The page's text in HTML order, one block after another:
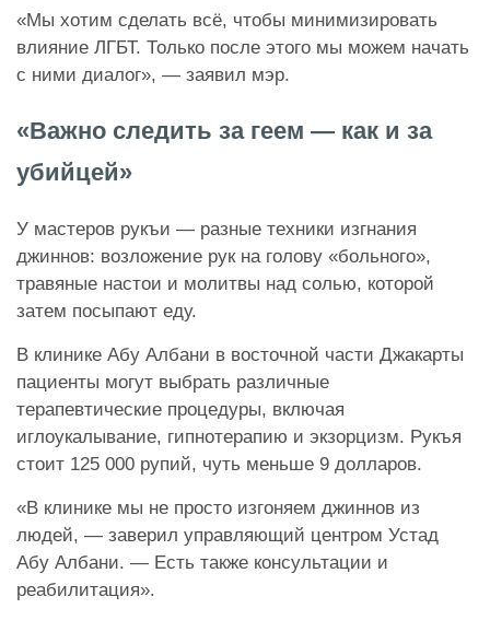
«Мы хотим сделать всё, чтобы минимизировать
влияние ЛГБТ. Только после этого мы можем начать
с ними диалог», — заявил мэр.
«Важно следить за геем — как и за
убийцей»
У мастеров рукъи — разные техники изгнания
джиннов: возложение рук на голову «больного»,
травяные настои и молитвы над солью, которой
затем посыпают еду.
В клинике Абу Албани в восточной части Джакарты
пациенты могут выбрать различные
терапевтические процедуры, включая
иглоукалывание, гипнотерапию и экзорцизм. Рукъя
стоит 125 000 рупий, чуть меньше 9 долларов.
«В клинике мы не просто изгоняем джиннов из
людей, — заверил управляющий центром Устад
Абу Албани. — Есть также консультации и
реабилитация».